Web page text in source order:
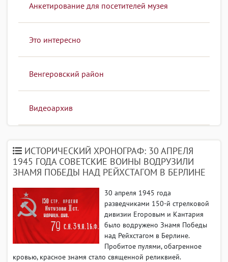
Анкетирование для посетителей музея
Это интересно
Венгеровский район
Видеоархив
ИСТОРИЧЕСКИЙ ХРОНОГРАФ: 30 АПРЕЛЯ
1945 ГОДА СОВЕТСКИЕ ВОИНЫ ВОДРУЗИЛИ
ЗНАМЯ ПОБЕДЫ НАД РЕЙХСТАГОМ В БЕРЛИНЕ
30 апреля 1945 года
разведчиками 150-й стрелковой
дивизии Егоровым и Кантария
было водружено Знамя Победы
над Рейхстагом в Берлине.
Пробитое пулями, обагренное
кровью, красное знамя стало священной реликвией.